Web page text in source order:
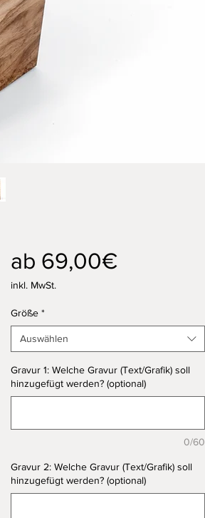
ab 69,00€Sale-
inkl. MwSt.
Größe *
Auswählen
Gravur 1: Welche Gravur (Text/Grafik) soll
hinzugefügt werden? (optional)
0/60
Gravur 2: Welche Gravur (Text/Grafik) soll
hinzugefügt werden? (optional)